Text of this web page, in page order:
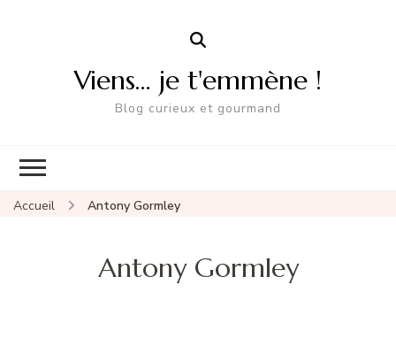
Viens… je t'emmène !
Blog curieux et gourmand
Accueil Antony Gormley
Antony Gormley